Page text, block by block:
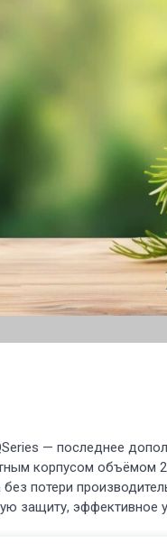
— последнее
корпусом объёмом
потери
защиту, эффективное